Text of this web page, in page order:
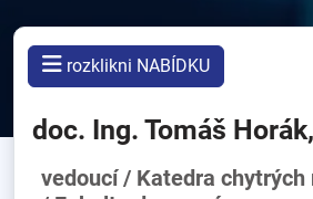
rozklikni NABÍDKU
doc. Ing. Tomáš
vedoucí / Katedra chytrých